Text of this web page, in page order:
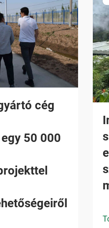
cég
50 000